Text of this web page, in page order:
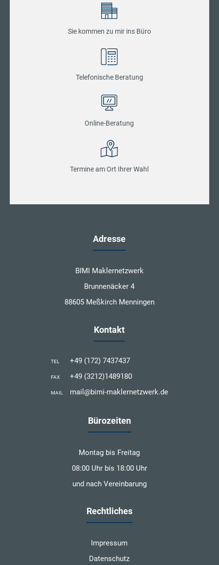
Sie kommen zu mir ins Büro
Telefonische Beratung
Online-Beratung
Termine am Ort Ihrer Wahl
Adresse
BIMI Maklernetzwerk
Brunnenäcker 4
88605 Meßkirch Menningen
Kontakt
TEL +49 (172) 7437437
FAX +49 (3212)1489180
MAIL mail@bimi-maklernetzwerk.de
Bürozeiten
Montag bis Freitag
08:00 Uhr bis 18:00 Uhr
und nach Vereinbarung
Rechtliches
Impressum
Datenschutz